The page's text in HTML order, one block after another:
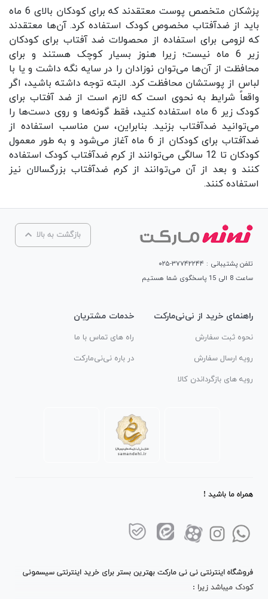
پزشکان متخصص پوست معتقدند که برای کودکان بالای 6 ماه
باید از ضدآفتاب مخصوص کودک استفاده کرد. آن‌ها معتقدند
که لزومی برای استفاده از محصولات ضد آفتاب برای کودکان
زیر 6 ماه نیست؛ زیرا هنوز بسیار کوچک هستند و برای
محافظت از آن‌ها می‌توان نوزادان را در سایه نگه داشت و یا با
لباس از پوستشان محافظت کرد. البته توجه داشته باشید، اگر
واقعاً شرایط به نحوی است که لازم است از ضد آفتاب برای
کودک زیر 6 ماه استفاده کنید، فقط گونه‌ها و روی دست‌ها را
می‌توانید ضدآفتاب بزنید. بنابراین، سن مناسب استفاده از
ضدآفتاب برای کودکان از 6 ماه آغاز می‌شود و به طور معمول
کودکان تا 12 سالگی می‌توانند از کرم ضدآفتاب کودک استفاده
کنند و بعد از آن می‌توانند از کرم ضدآفتاب بزرگسالان نیز
استفاده کنند.
بازگشت به بالا
تلفن پشتیبانی : ۳۷۷۴۲۲۴۴-۰۲۵
ساعت 8 الی 15 پاسخگوی شما هستیم
راهنمای خرید از نی‌نی‌مارکت
نحوه ثبت سفارش
رویه ارسال سفارش
رویه های بازگرداندن کالا
خدمات مشتریان
راه های تماس با ما
در باره نی‌نی‌مارکت
همراه ما باشید !
فروشگاه اینترنتی نی نی مارکت بهترین بستر برای خرید اینترنتی سیسمونی
کودک میباشد زیرا :